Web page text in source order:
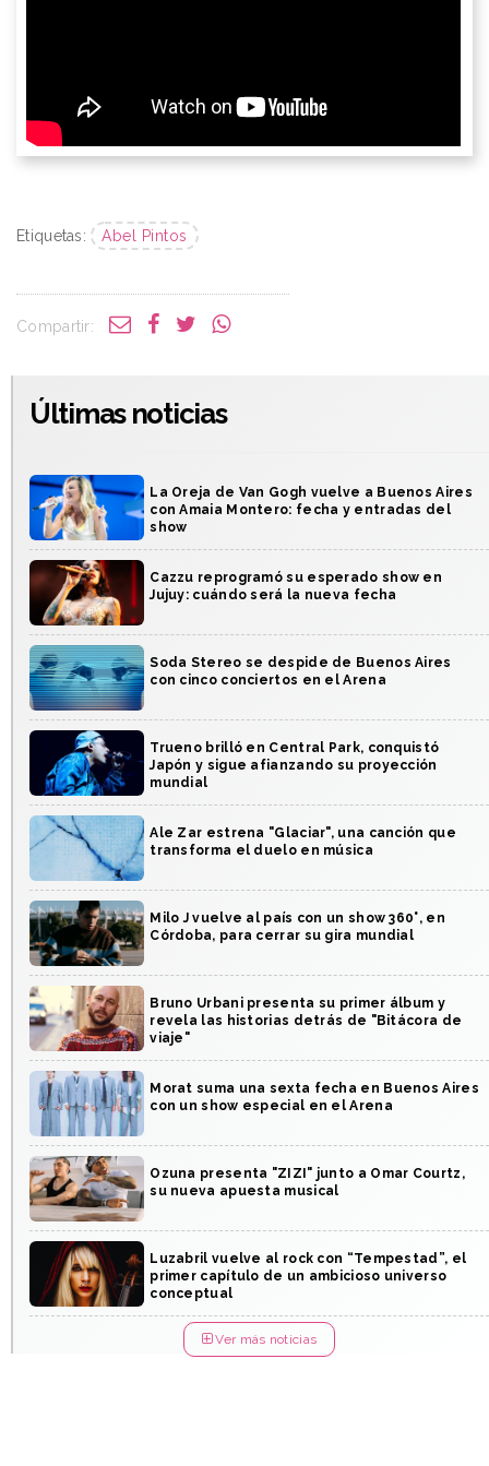
Etiquetas: Abel Pintos
Compartir:
Últimas noticias
La Oreja de Van Gogh vuelve a Buenos Aires
con Amaia Montero: fecha y entradas del
show
Cazzu reprogramó su esperado show en
Jujuy: cuándo será la nueva fecha
Soda Stereo se despide de Buenos Aires
con cinco conciertos en el Arena
Trueno brilló en Central Park, conquistó
Japón y sigue afianzando su proyección
mundial
Ale Zar estrena "Glaciar", una canción que
transforma el duelo en música
Milo J vuelve al país con un show 360°, en
Córdoba, para cerrar su gira mundial
Bruno Urbani presenta su primer álbum y
revela las historias detrás de "Bitácora de
viaje"
Morat suma una sexta fecha en Buenos Aires
con un show especial en el Arena
Ozuna presenta "ZIZI" junto a Omar Courtz,
su nueva apuesta musical
Luzabril vuelve al rock con “Tempestad”, el
primer capítulo de un ambicioso universo
conceptual
Ver más noticias